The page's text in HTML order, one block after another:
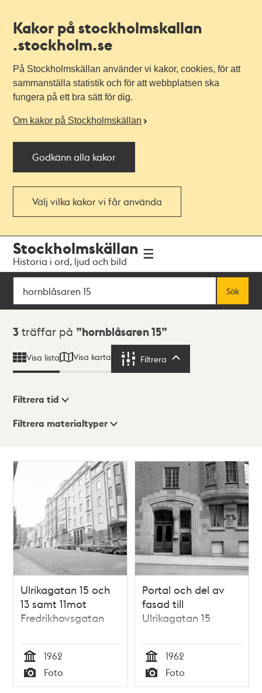
Kakor på stockholmskallan
.stockholm.se
På Stockholmskällan använder vi kakor, cookies, för att
sammanställa statistik och för att webbplatsen ska
fungera på ett bra sätt för dig.
Om kakor på Stockholmskällan
Godkänn alla kakor
Välj vilka kakor vi får använda
navigationen
huvudinnehållet
Stockholmskällan
Historia i ord, ljud och bild
Sök
Sök
Sökresultat
3 träffar på hornblåsaren 15
Visa lista Visa karta Filtrera
Visningsläge
Filtrera tid
Filtrera materialtyper
träffar
Ulrikagatan 15 och
13 samt 11mot
Fredrikhovsgatan
Tid
1962
Typ
Foto
Portal och del av
fasad till
Ulrikagatan 15
Tid
1962
Typ
Foto